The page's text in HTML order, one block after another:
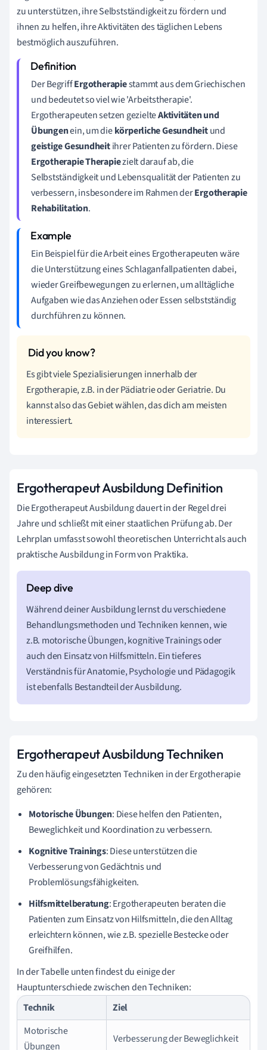
zu unterstützen, ihre Selbstständigkeit zu fördern und
ihnen zu helfen, ihre Aktivitäten des täglichen Lebens
bestmöglich auszuführen.
Der BegriffErgotherapiestammt aus dem Griechischen
und bedeutet so viel wie 'Arbeitstherapie'.
Ergotherapeuten setzen gezielteAktivitäten und
Übungenein, um diekörperliche Gesundheitund
geistige Gesundheitihrer Patienten zu fördern. Diese
Ergotherapie Therapiezielt darauf ab, die
Selbstständigkeit und Lebensqualität der Patienten zu
verbessern, insbesondere im Rahmen derErgotherapie
Rehabilitation.
Ein Beispiel für die Arbeit eines Ergotherapeuten wäre
die Unterstützung eines Schlaganfallpatienten dabei,
wieder Greifbewegungen zu erlernen, um alltägliche
Aufgaben wie das Anziehen oder Essen selbstständig
durchführen zu können.
Es gibt viele Spezialisierungen innerhalb der
Ergotherapie, z.B. in der Pädiatrie oder Geriatrie. Du
kannst also das Gebiet wählen, das dich am meisten
interessiert.
Ergotherapeut Ausbildung Definition
Die Ergotherapeut Ausbildung dauert in der Regel drei
Jahre und schließt mit einer staatlichen Prüfung ab. Der
Lehrplan umfasst sowohl theoretischen Unterricht als auch
praktische Ausbildung in Form von Praktika.
Während deiner Ausbildung lernst du verschiedene
Behandlungsmethoden und Techniken kennen, wie
z.B. motorische Übungen, kognitive Trainings oder
auch den Einsatz von Hilfsmitteln. Ein tieferes
Verständnis für Anatomie, Psychologie und Pädagogik
ist ebenfalls Bestandteil der Ausbildung.
Ergotherapeut Ausbildung Techniken
Zu den häufig eingesetzten Techniken in der Ergotherapie
gehören:
Motorische Übungen: Diese helfen den Patienten,
Beweglichkeit und Koordination zu verbessern.
Kognitive Trainings: Diese unterstützen die
Verbesserung von Gedächtnis und
Problemlösungsfähigkeiten.
Hilfsmittelberatung: Ergotherapeuten beraten die
Patienten zum Einsatz von Hilfsmitteln, die den Alltag
erleichtern können, wie z.B. spezielle Bestecke oder
Greifhilfen.
In der Tabelle unten findest du einige der
Hauptunterschiede zwischen den Techniken:
Technik
Ziel
Motorische
Übungen
Verbesserung der Beweglichkeit